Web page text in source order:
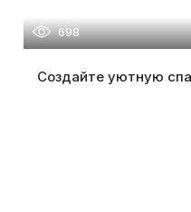
698
Создайте уютную